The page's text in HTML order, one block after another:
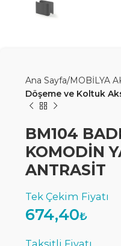
Ana Sayfa MOBİLYA
Döşeme ve Koltuk
BM104
KOMODİN
ANTRASİT
674,40₺